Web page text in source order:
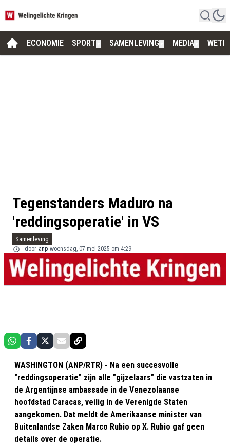
ECONOMIE SPORT SAMENLEVING MEDIA
Tegenstanders Maduro na
'reddingsoperatie' in VS
Samenleving
door anp woensdag, 07 mei 2025 om 4:29
WASHINGTON (ANP/RTR) - Na een succesvolle
"reddingsoperatie" zijn alle "gijzelaars" die vastzaten in
de Argentijnse ambassade in de Venezolaanse
hoofdstad Caracas, veilig in de Verenigde Staten
aangekomen. Dat meldt de Amerikaanse minister van
Buitenlandse Zaken Marco Rubio op X. Rubio gaf geen
details over de operatie.